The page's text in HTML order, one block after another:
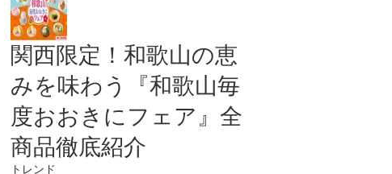
関西限定！和歌山の恵
みを味わう『和歌山毎
度おおきにフェア』全
商品徹底紹介
トレンド